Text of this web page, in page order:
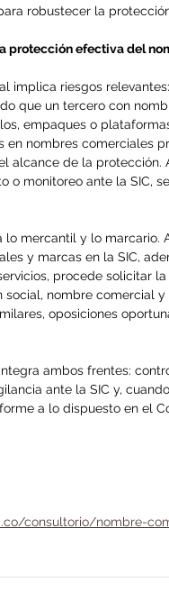
robustecer la
protección efectiva del
implica riesgos
que un tercero con
empaques o
en nombres comerciales
alcance de la protección.
o monitoreo ante la SIC,
mercantil y lo marcario.
y marcas en la SIC,
procede solicitar
social, nombre comercial
oposiciones
ambos frentes:
ante la SIC y,
a lo dispuesto en el
consultorio/nombre-